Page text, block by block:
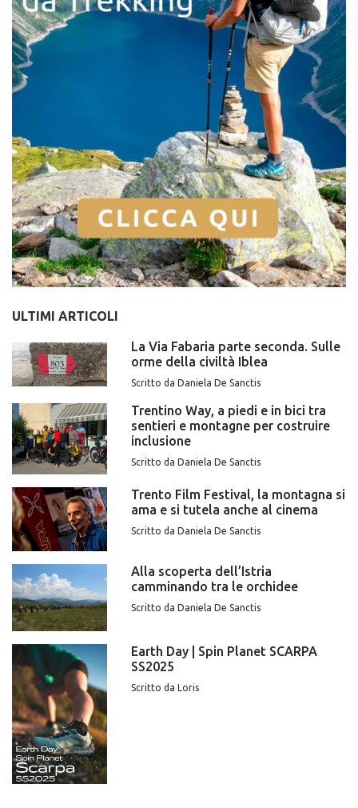
ULTIMI ARTICOLI
La Via Fabaria parte seconda. Sulle
orme della civiltà Iblea
Scritto da Daniela De Sanctis
Trentino Way, a piedi e in bici tra
sentieri e montagne per costruire
inclusione
Scritto da Daniela De Sanctis
Trento Film Festival, la montagna si
ama e si tutela anche al cinema
Scritto da Daniela De Sanctis
Alla scoperta dell’Istria
camminando tra le orchidee
Scritto da Daniela De Sanctis
Earth Day | Spin Planet SCARPA
SS2025
Scritto da Loris